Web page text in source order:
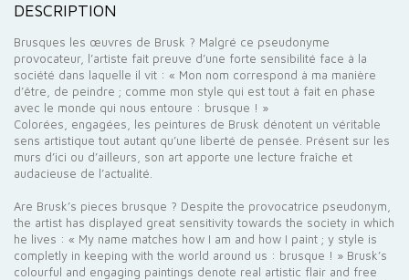
DESCRIPTION
Brusques les œuvres de Brusk ? Malgré ce pseudonyme
provocateur, l’artiste fait preuve d’une forte sensibilité face à la
société dans laquelle il vit : « Mon nom correspond à ma manière
d’être, de peindre ; comme mon style qui est tout à fait en phase
avec le monde qui nous entoure : brusque ! »
Colorées, engagées, les peintures de Brusk dénotent un véritable
sens artistique tout autant qu’une liberté de pensée. Présent sur les
murs d’ici ou d’ailleurs, son art apporte une lecture fraîche et
audacieuse de l’actualité.
Are Brusk’s pieces brusque ? Despite the provocatrice pseudonym,
the artist has displayed great sensitivity towards the society in which
he lives : « My name matches how I am and how I paint ; y style is
completly in keeping with the world around us : brusque ! » Brusk’s
colourful and engaging paintings denote real artistic flair and free